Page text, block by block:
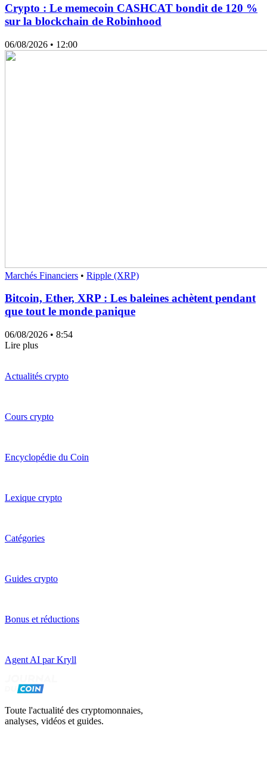
Crypto : Le memecoin CASHCAT bondit de 120 %
sur la blockchain de Robinhood
06/08/2026 • 12:00
Marchés Financiers • Ripple (XRP)
Bitcoin, Ether, XRP : Les baleines achètent pendant
que tout le monde panique
06/08/2026 • 8:54
Lire plus
Actualités crypto
Cours crypto
Encyclopédie du Coin
Lexique crypto
Catégories
Guides crypto
Bonus et réductions
Agent AI par Kryll
Toute l'actualité des cryptomonnaies,
analyses, vidéos et guides.